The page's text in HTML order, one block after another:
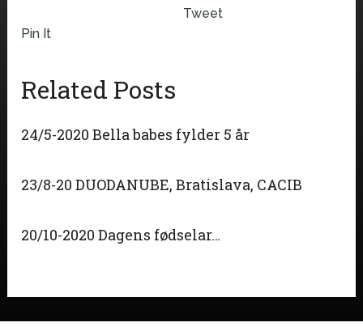
Tweet
Pin It
Related Posts
24/5-2020 Bella babes fylder 5 år
23/8-20 DUODANUBE, Bratislava, CACIB
20/10-2020 Dagens fødselar…